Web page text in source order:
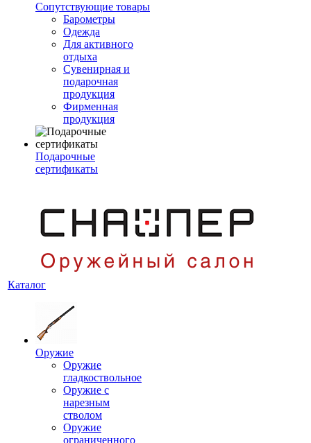
Сопутствующие товары
Барометры
Одежда
Для активного
отдыха
Сувенирная и
подарочная
продукция
Фирменная
продукция
Подарочные
сертификаты
Каталог
Оружие
Оружие
гладкоствольное
Оружие с
нарезным
стволом
Оружие
ограниченного